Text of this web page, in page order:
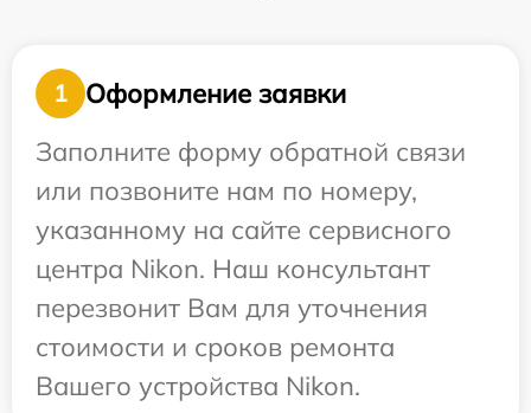
1
Оформление заявки
Заполните форму обратной связи
или позвоните нам по номеру,
указанному на сайте сервисного
центра Nikon. Наш консультант
перезвонит Вам для уточнения
стоимости и сроков ремонта
Вашего устройства Nikon.